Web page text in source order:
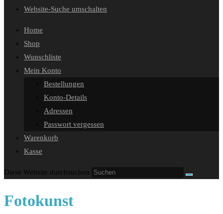
Website-Suche umschalten
Home
Shop
Wunschliste
Mein Konto
Bestellungen
Konto-Details
Adressen
Passwort vergessen
Warenkorb
Kasse
Diese Website durchsuchen
Fotokunst